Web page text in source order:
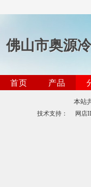
佛山市奥源
首页 产品
本站
技术支持： 网店